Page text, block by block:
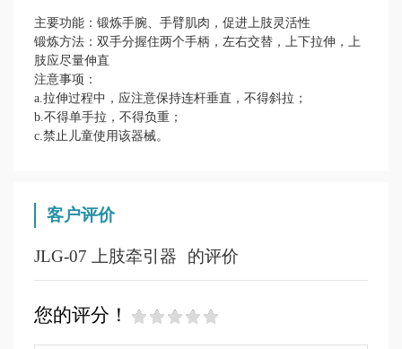
主要功能：锻炼手腕、手臂肌肉，促进上肢灵活性
锻炼方法：双手分握住两个手柄，左右交替，上下拉伸，上
肢应尽量伸直
注意事项：
a.拉伸过程中，应注意保持连杆垂直，不得斜拉；
b.不得单手拉，不得负重；
c.禁止儿童使用该器械。
客户评价
JLG-07 上肢牵引器 的评价
您的评分！